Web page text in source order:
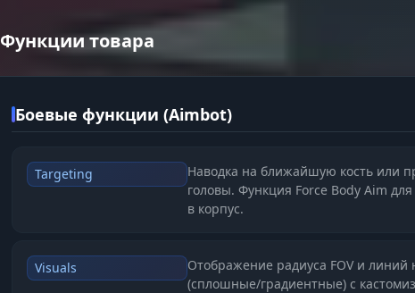
Функции товара
Боевые функции (Aimbot)
Targeting
Наводка на ближайшую кость или
головы. Функция Force Body Aim
в корпус.
Visuals
Отображение радиуса FOV и линий
(сплошные/градиентные) с